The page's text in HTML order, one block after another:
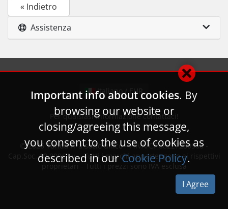
« Indietro
Assistenza
Italiano / EUR
Per qualsiasi informazione contattaci!
© 2026 Tunda IT a socio unico- P.IVA/CF 08227280966 -
Cap.Soc. 10.000€ i.v. - Tutti i marchi appartengono ai rispettivi
proprietari - Tutti i prezzi sono IVA esclusa
Important info about cookies. By
browsing our website or
closing/agreeing this message,
you consent to the use of cookies as
described in ourCookie Policy.
I Agree